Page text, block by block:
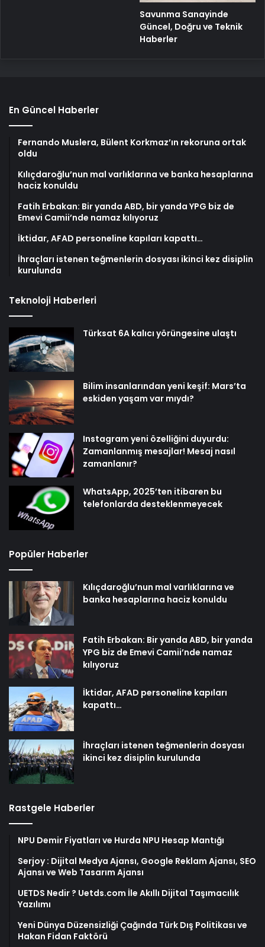
Savunma Sanayinde
Güncel, Doğru ve Teknik
Haberler
En Güncel Haberler
Fernando Muslera, Bülent Korkmaz’ın rekoruna ortak
oldu
Kılıçdaroğlu’nun mal varlıklarına ve banka hesaplarına
haciz konuldu
Fatih Erbakan: Bir yanda ABD, bir yanda YPG biz de
Emevi Camii’nde namaz kılıyoruz
İktidar, AFAD personeline kapıları kapattı…
İhraçları istenen teğmenlerin dosyası ikinci kez disiplin
kurulunda
Teknoloji Haberleri
Türksat 6A kalıcı yörüngesine ulaştı
Bilim insanlarından yeni keşif: Mars’ta
eskiden yaşam var mıydı?
Instagram yeni özelliğini duyurdu:
Zamanlanmış mesajlar! Mesaj nasıl
zamanlanır?
WhatsApp, 2025’ten itibaren bu
telefonlarda desteklenmeyecek
Popüler Haberler
Kılıçdaroğlu’nun mal varlıklarına ve
banka hesaplarına haciz konuldu
Fatih Erbakan: Bir yanda ABD, bir yanda
YPG biz de Emevi Camii’nde namaz
kılıyoruz
İktidar, AFAD personeline kapıları
kapattı…
İhraçları istenen teğmenlerin dosyası
ikinci kez disiplin kurulunda
Rastgele Haberler
NPU Demir Fiyatları ve Hurda NPU Hesap Mantığı
Serjoy : Dijital Medya Ajansı, Google Reklam Ajansı, SEO
Ajansı ve Web Tasarım Ajansı
UETDS Nedir ? Uetds.com İle Akıllı Dijital Taşımacılık
Yazılımı
Yeni Dünya Düzensizliği Çağında Türk Dış Politikası ve
Hakan Fidan Faktörü